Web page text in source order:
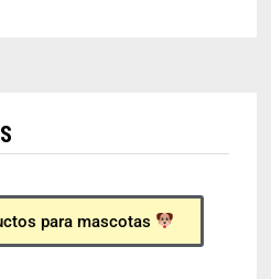
para mascotas